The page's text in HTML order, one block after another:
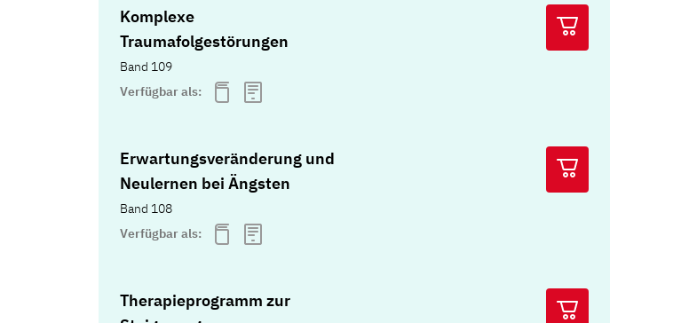
Komplexe
Traumafolgestörungen
Band 109
Verfügbar als:
Erwartungsveränderung und
Neulernen bei Ängsten
Band 108
Verfügbar als:
Therapieprogramm zur